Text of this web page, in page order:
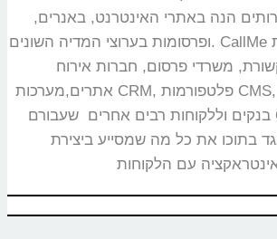
הנה באתרי האינטרנט, באנרים,
ופרסומות בערוצי המדיה השונים. CallMe מעניקה אסטרטגיות
משרדי פרסום, חברות אירוח
אתרים,מערכות CRM, פלטפורמות CMS, מוקדים טלפוניים,
בנקים וללקוחות רבים אחרים שעבורם CallMe הוא בית
בתוכו את כל מה שמסייע ביצירת